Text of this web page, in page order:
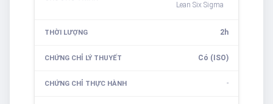
Lean Six Sigma
2h
Có (ISO)
-